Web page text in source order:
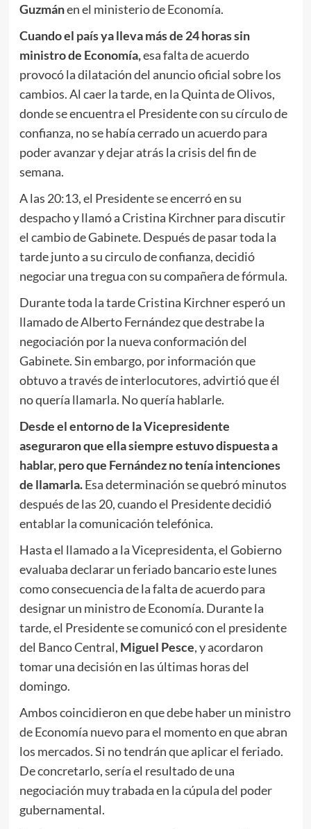
Guzmánen el ministerio de Economía.
Cuando el país ya lleva más de 24 horas sin
ministro de Economía,esa falta de acuerdo
provocó la dilatación del anuncio oficial sobre los
cambios. Al caer la tarde, en la Quinta de Olivos,
donde se encuentra el Presidente con su círculo de
confianza, no se había cerrado un acuerdo para
poder avanzar y dejar atrás la crisis del fin de
semana.
A las 20:13, el Presidente se encerró en su
despacho y llamó a Cristina Kirchner para discutir
el cambio de Gabinete. Después de pasar toda la
tarde junto a su circulo de confianza, decidió
negociar una tregua con su compañera de fórmula.
Durante toda la tarde Cristina Kirchner esperó un
llamado de Alberto Fernández que destrabe la
negociación por la nueva conformación del
Gabinete. Sin embargo, por información que
obtuvo a través de interlocutores, advirtió que él
no quería llamarla. No quería hablarle.
Desde el entorno de la Vicepresidente
aseguraron que ella siempre estuvo dispuesta a
hablar, pero que Fernández no tenía intenciones
de llamarla.Esa determinación se quebró minutos
después de las 20, cuando el Presidente decidió
entablar la comunicación telefónica.
Hasta el llamado a la Vicepresidenta, el Gobierno
evaluaba declarar un feriado bancario este lunes
como consecuencia de la falta de acuerdo para
designar un ministro de Economía. Durante la
tarde, el Presidente se comunicó con el presidente
del Banco Central, Miguel Pesce, y acordaron
tomar una decisión en las últimas horas del
domingo.
Ambos coincidieron en que debe haber un ministro
de Economía nuevo para el momento en que abran
los mercados. Si no tendrán que aplicar el feriado.
De concretarlo, sería el resultado de una
negociación muy trabada en la cúpula del poder
gubernamental.